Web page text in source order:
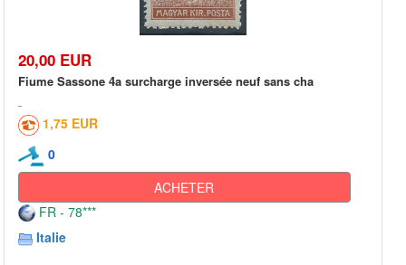
20,00 EUR
Fiume Sassone 4a surcharge inversée neuf sans cha
1,75 EUR
0
ACHETER
FR - 78***
Italie